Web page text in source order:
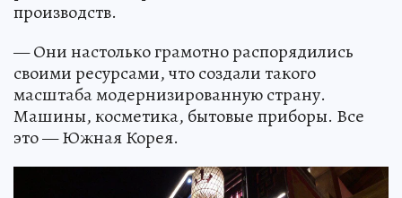
производств.
— Они настолько грамотно распорядились
своими ресурсами, что создали такого
масштаба модернизированную страну.
Машины, косметика, бытовые приборы. Все
это — Южная Корея.